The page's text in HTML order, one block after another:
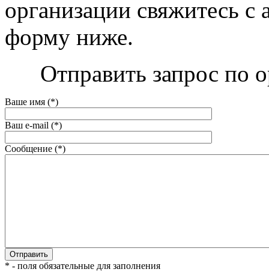
организации свяжитесь
форму ниже.
Отправить запрос по
Ваше имя (*)
Ваш e-mail (*)
Сообщение (*)
* - поля обязательные для заполнения